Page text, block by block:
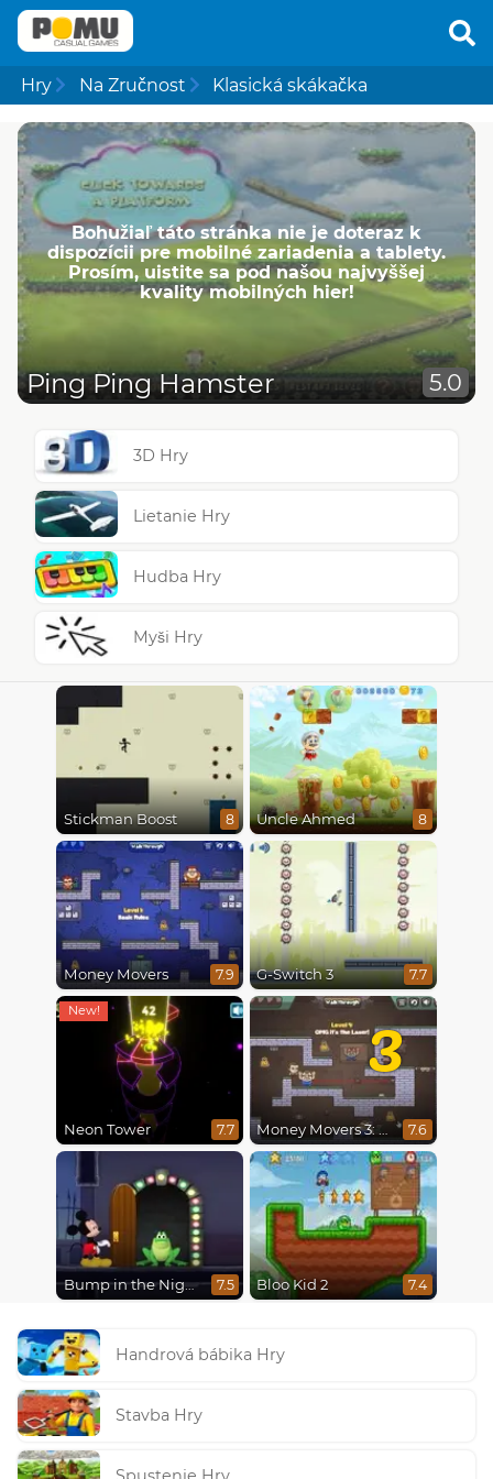
Hry Na Zručnost Klasická skákačka
Bohužiaľ táto stránka nie je doteraz k
dispozícii pre mobilné zariadenia a tablety.
Prosím, uistite sa pod našou najvyššej
kvality mobilných hier!
Ping Ping Hamster 5.0
3D Hry
Lietanie Hry
Hudba Hry
Myši Hry
Stickman Boost 8 Uncle Ahmed 8
Money Movers 7.9 G-Switch 3 7.7
Neon Tower 7.7
3
Money Movers 3: Guard Duty 7.6
Bump in the Night 7.5 Bloo Kid 2 7.4
Handrová bábika Hry
Stavba Hry